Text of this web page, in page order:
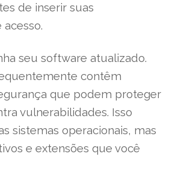
de inserir suas
seu software atualizado.
contêm
que podem proteger
vulnerabilidades. Isso
sistemas operacionais, mas
e extensões que você